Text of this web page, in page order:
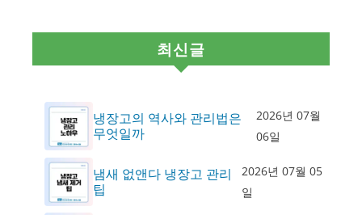
최신글
냉장고의 역사와 관리법은
무엇일까
2026년 07월
06일
냄새 없앤다 냉장고 관리
팁
2026년 07월 05
일